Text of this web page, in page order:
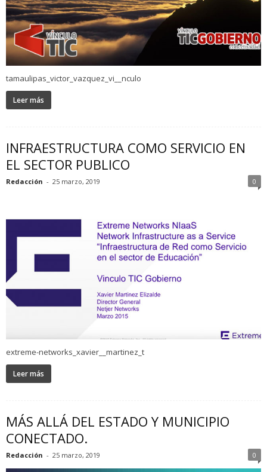
tamaulipas_victor_vazquez_vi__nculo
Leer más
INFRAESTRUCTURA COMO SERVICIO EN
EL SECTOR PUBLICO
Redacción - 25 marzo, 2019 0
extreme-networks_xavier__martinez_t
Leer más
MÁS ALLÁ DEL ESTADO Y MUNICIPIO
CONECTADO.
Redacción - 25 marzo, 2019 0